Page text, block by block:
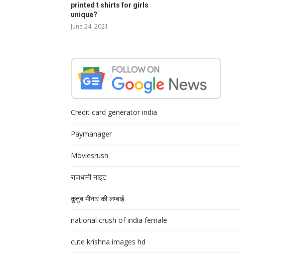
printed t shirts for girls
unique?
June 24, 2021
Credit card generator india
Paymanager
Moviesrush
राजधानी नाइट
क़ुतुब मीनार की लम्बाई
national crush of india female
cute krishna images hd